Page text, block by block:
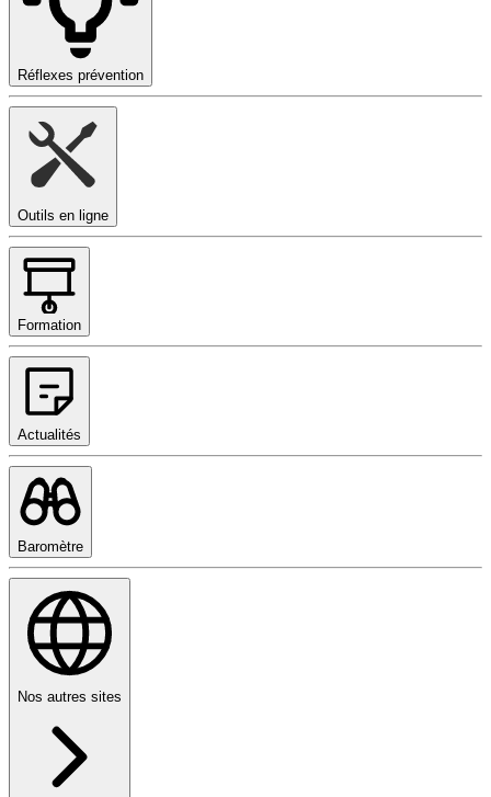
Réflexes prévention
Outils en ligne
Formation
Actualités
Baromètre
Nos autres sites